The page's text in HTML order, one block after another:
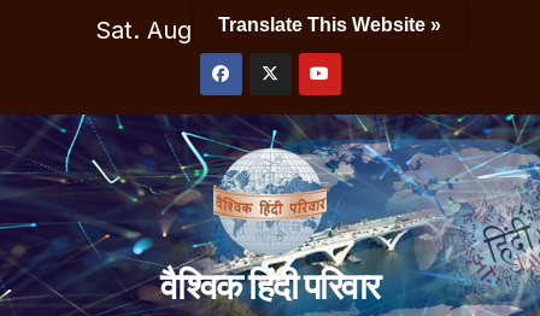
Sat. Aug 8th, 2026 11:17:46 AM
वैश्विक हिंदी परिवार
Translate This Website »